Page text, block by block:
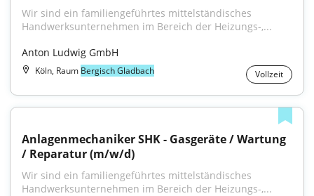
Wir sind ein familiengeführtes mittelständisches
Handwerksunternehmen im Bereich der Heizungs-,...
Anton Ludwig GmbH
Köln, Raum Bergisch Gladbach Vollzeit
Anlagenmechaniker SHK - Gasgeräte / Wartung
/ Reparatur (m/w/d)
Wir sind ein familiengeführtes mittelständisches
Handwerksunternehmen im Bereich der Heizungs-,...